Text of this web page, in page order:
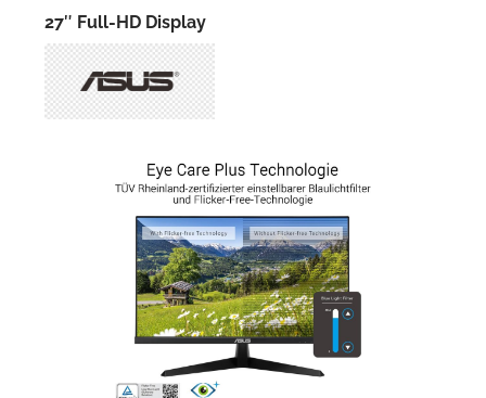
27″ Full-HD Display